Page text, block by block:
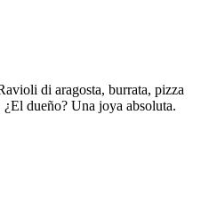
di aragosta, burrata, pizza
dueño? Una joya absoluta.